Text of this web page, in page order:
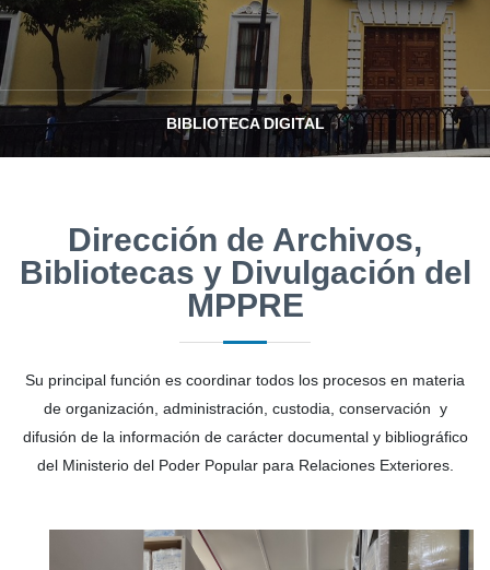
BIBLIOTECA DIGITAL
Dirección de Archivos,
Bibliotecas y Divulgación del
MPPRE
Su principal función es coordinar todos los procesos en materia
de organización, administración, custodia, conservación y
difusión de la información de carácter documental y bibliográfico
del Ministerio del Poder Popular para Relaciones Exteriores.